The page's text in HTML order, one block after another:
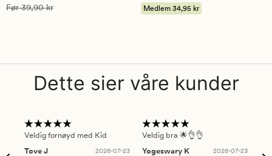
Vanlig pris 39,90 kr
Før39,90 kr Medlem 34,95 kr
Dette sier våre kunder
Veldig fornøyd med Kid
Tove J
2026-07-23
Veldig bra 🌟👌👌
Yogeswary K
2026-07-23